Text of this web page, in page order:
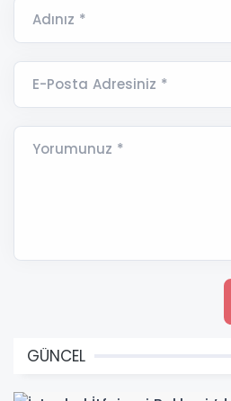
Adınız *
E-Posta Adresiniz *
Yorumunuz *
GÜNCEL